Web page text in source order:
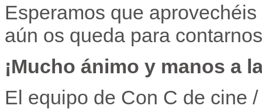
Esperamos que
aún os queda para
¡Mucho ánimo y manos a
El equipo de Con C de cine